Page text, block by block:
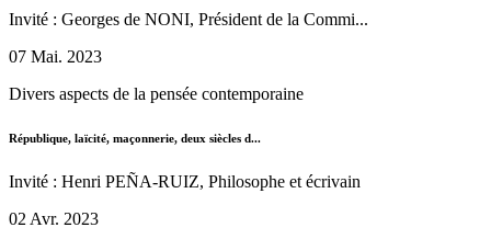
Invité : Georges de NONI, Président de la Commi...
07 Mai. 2023
Divers aspects de la pensée contemporaine
République, laïcité, maçonnerie, deux siècles d...
Invité : Henri PEÑA-RUIZ, Philosophe et écrivain
02 Avr. 2023